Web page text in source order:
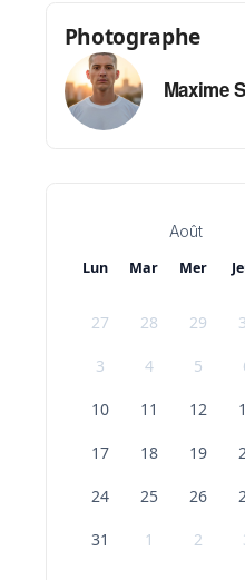
3 200 CHF au
Options disponibles :
Création
Séances
supplémentaires
Formats
sociaux
complète et
mariage, avec des
Photographe
Maxime
Lun Mar Mer
27 28 29
3 4 5
10 11 12
17 18 19
24 25 26
31 1 2